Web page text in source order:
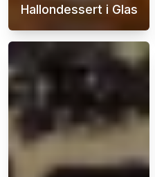
Hallondessert i Glas
Denna